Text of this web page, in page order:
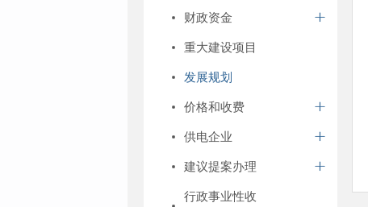
财政资金
重大建设项目
发展规划
价格和收费
供电企业
建议提案办理
行政事业性收